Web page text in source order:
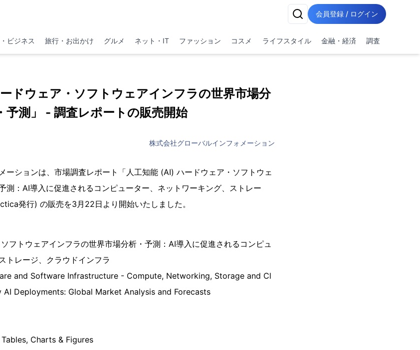
会員登録 / ログイン
ビジネス 旅行・お出かけ グルメ ネット・IT ファッション コスメ ライフスタイル 金融・経済 調査
ードウェア・ソフトウェアインフラの世界市場分
予測」 - 調査レポートの販売開始
株式会社グローバルインフォメーション
ーションは、市場調査レポート「人工知能 (AI) ハードウェア・ソフトウェ
測：AI導入に促進されるコンピューター、ネットワーキング、ストレー
発行) の販売を3月22日より開始いたしました。
フトウェアインフラの世界市場分析・予測：AI導入に促進されるコンピュ
トレージ、クラウドインフラ
and Software Infrastructure - Compute, Networking, Storage and Cl
Deployments: Global Market Analysis and Forecasts
Charts & Figures